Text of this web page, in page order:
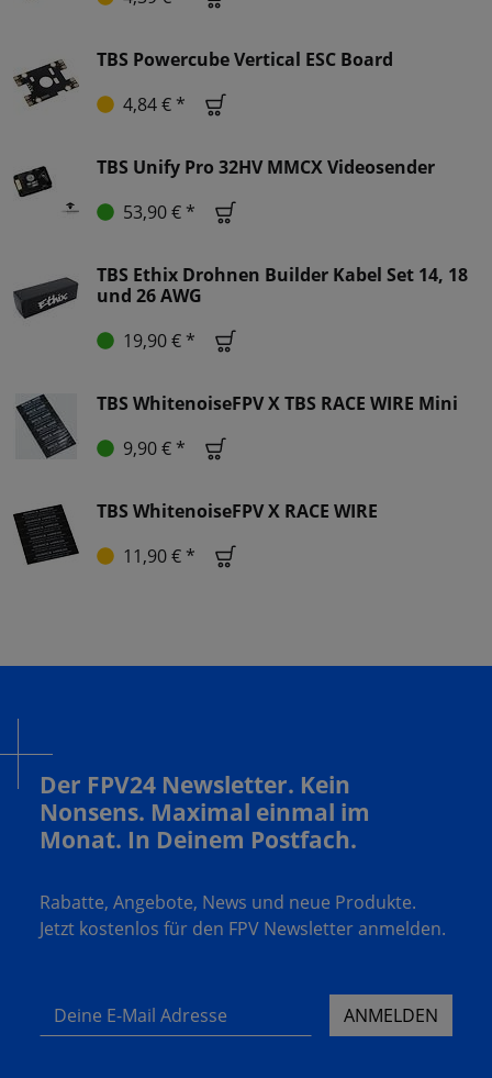
TBS Powercube Vertical ESC Board
4,84 € *
TBS Unify Pro 32HV MMCX Videosender
53,90 € *
TBS Ethix Drohnen Builder Kabel Set 14, 18
und 26 AWG
19,90 € *
TBS WhitenoiseFPV X TBS RACE WIRE Mini
9,90 € *
TBS WhitenoiseFPV X RACE WIRE
11,90 € *
Der FPV24 Newsletter. Kein
Nonsens. Maximal einmal im
Monat. In Deinem Postfach.
Rabatte, Angebote, News und neue Produkte.
Jetzt kostenlos für den FPV Newsletter anmelden.
Deine E-Mail Adresse ANMELDEN